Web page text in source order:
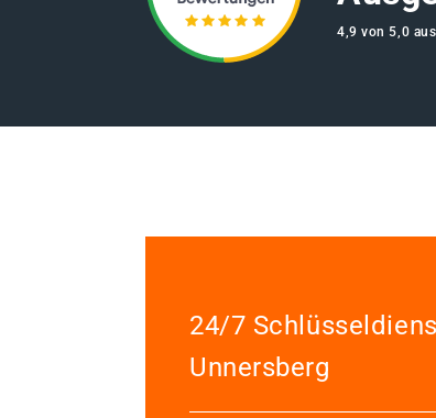
4,9 von 5,0
24/7
Unnersberg